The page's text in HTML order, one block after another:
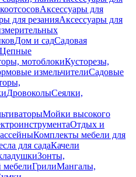
Аксессуары для
для резанияАксессуары для
Дом и садСадовая
Цепные
мотоблокиКусторезы,
измельчителиСадовые
ДровоколыСеялки,
Мойки высокого
Отдых и
Комплекты мебели для
для садаКачели
Зонты,
мебелиГрилиМангалы,